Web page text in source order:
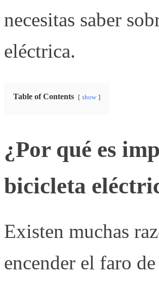
necesitas saber
eléctrica.
Table of Contents show
¿Por qué es
bicicleta
Existen muchas
encender el faro